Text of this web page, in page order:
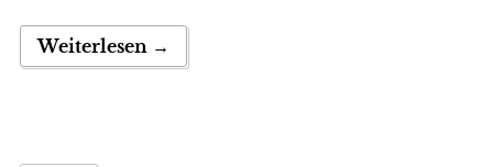
Weiterlesen →